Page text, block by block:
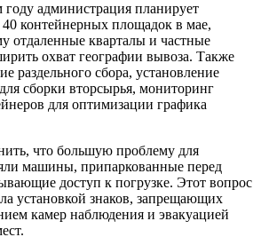
году администрация планирует
40 контейнерных площадок в мае,
отдаленные кварталы и частные
охват географии вывоза. Также
раздельного сбора, установление
сборки вторсырья, мониторинг
для оптимизации графика
что большую проблему для
машины, припаркованные перед
доступ к погрузке. Этот вопрос
установкой знаков, запрещающих
камер наблюдения и эвакуацией